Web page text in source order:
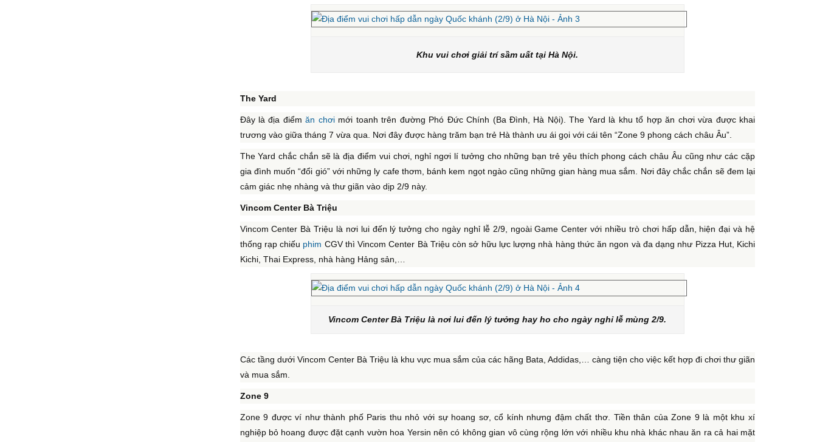
Khu vui chơi giải trí sầm uất tại Hà Nội.
The Yard
Đây là địa điểmăn chơimới toanh trên đường Phó Đức Chính (Ba Đình, Hà Nội). The Yard là khu tổ hợp ăn chơi vừa được khai
trương vào giữa tháng 7 vừa qua. Nơi đây được hàng trăm bạn trẻ Hà thành ưu ái gọi với cái tên “Zone 9 phong cách châu Âu”.
The Yard chắc chắn sẽ là địa điểm vui chơi, nghỉ ngơi lí tưởng cho những bạn trẻ yêu thích phong cách châu Âu cũng như các cặp
gia đình muốn “đổi gió” với những ly cafe thơm, bánh kem ngọt ngào cũng những gian hàng mua sắm. Nơi đây chắc chắn sẽ đem lại
cảm giác nhẹ nhàng và thư giãn vào dịp 2/9 này.
Vincom Center Bà Triệu
Vincom Center Bà Triệu là nơi lui đến lý tưởng cho ngày nghỉ lễ 2/9, ngoài Game Center với nhiều trò chơi hấp dẫn, hiện đại và hệ
thống rạp chiếu phim CGV thì Vincom Center Bà Triệu còn sở hữu lực lượng nhà hàng thức ăn ngon và đa dạng như Pizza Hut, Kichi
Kichi, Thai Express, nhà hàng Hảng sản,…
Vincom Center Bà Triệu là nơi lui đến lý tưởng hay ho cho ngày nghỉ lễ mùng 2/9.
Các tầng dưới Vincom Center Bà Triệu là khu vực mua sắm của các hãng Bata, Addidas,… càng tiện cho việc kết hợp đi chơi thư giãn
và mua sắm.
Zone 9
Zone 9 được ví như thành phố Paris thu nhỏ với sự hoang sơ, cổ kính nhưng đậm chất thơ. Tiền thân của Zone 9 là một khu xí
nghiệp bỏ hoang được đặt cạnh vườn hoa Yersin nên có không gian vô cùng rộng lớn với nhiều khu nhà khác nhau ăn ra cả hai mặt